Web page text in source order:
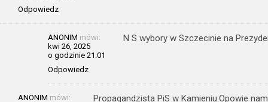
Odpowiedz
ANONIM mówi:
kwi 26, 2025
o godzinie 21:01
Odpowiedz
N S wybory w Szczecinie na
ANONIM mówi:
Propagandzista PiS w Kamieniu.Opowie